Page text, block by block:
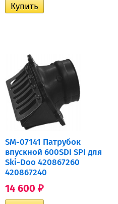
SM-07141 Патрубок
впускной 600SDI SPI для
Ski-Doo 420867260
420867240
14 600 ₽